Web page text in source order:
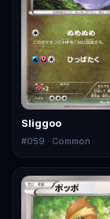
Sliggoo
#059 · Common